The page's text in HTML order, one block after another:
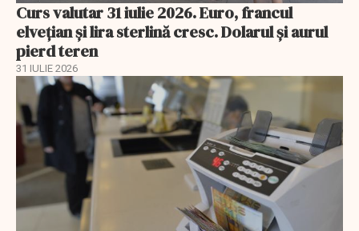
Curs valutar 31 iulie 2026. Euro, francul
elvețian și lira sterlină cresc. Dolarul și aurul
pierd teren
31 IULIE 2026